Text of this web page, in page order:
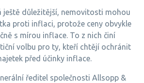
ještě důležitější, nemovitosti mohou
proti inflaci, protože ceny obvykle
s mírou inflace. To z nich činí
volbu pro ty, kteří chtějí ochránit
před účinky inflace.
ředitel společnosti Allsopp &